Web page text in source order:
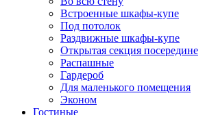
Встроенные шкафы-купе
Под потолок
Раздвижные шкафы-купе
Открытая секция посередине
Распашные
Гардероб
Для маленького помещения
Эконом
Гостиные